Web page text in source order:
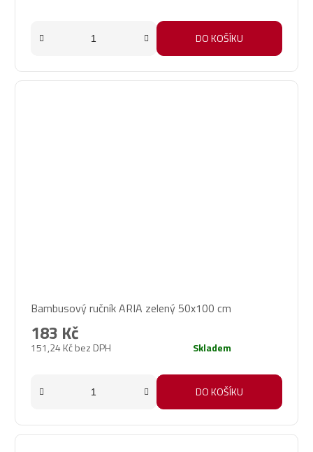
DO KOŠÍKU
Bambusový ručník ARIA zelený 50x100 cm
151,24 Kč bez DPH
183 Kč
Skladem
DO KOŠÍKU